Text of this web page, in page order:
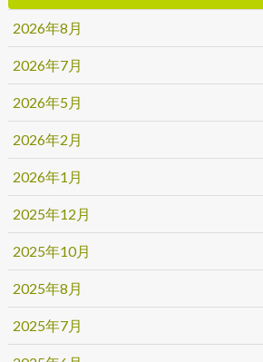
2026年8月
2026年7月
2026年5月
2026年2月
2026年1月
2025年12月
2025年10月
2025年8月
2025年7月